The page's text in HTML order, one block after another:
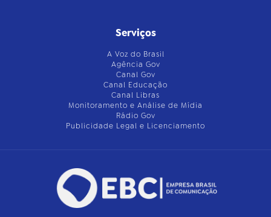
Serviços
A Voz do Brasil
Agência Gov
Canal Gov
Canal Educação
Canal Libras
Monitoramento e Análise de Mídia
Rádio Gov
Publicidade Legal e Licenciamento